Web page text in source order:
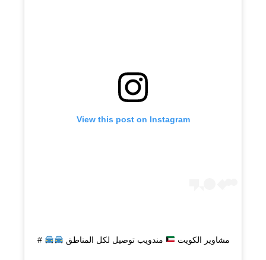
View this post on Instagram
مشاوير الكويت مندويب توصيل لكل المناطق #